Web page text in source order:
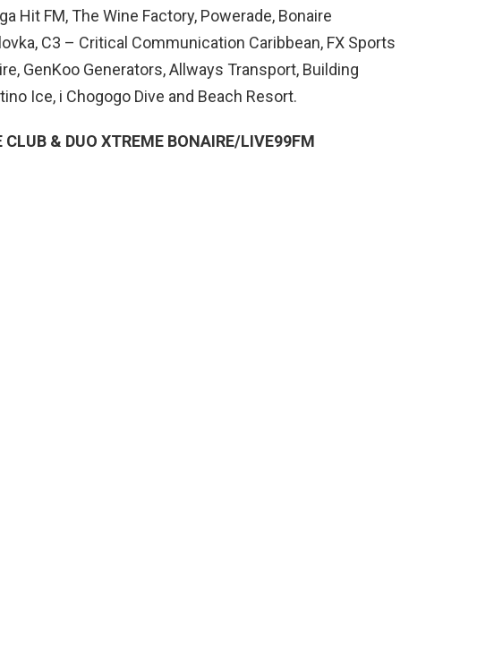
Hit FM, The Wine Factory, Powerade, Bonaire
C3 – Critical Communication Caribbean, FX Sports
GenKoo Generators, Allways Transport, Building
Ice, i Chogogo Dive and Beach Resort.
CLUB & DUO XTREME BONAIRE/LIVE99FM